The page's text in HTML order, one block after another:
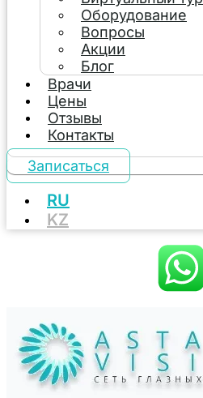
Оборудование
Вопросы
Акции
Блог
Врачи
Цены
Отзывы
Контакты
Записаться
RU
KZ